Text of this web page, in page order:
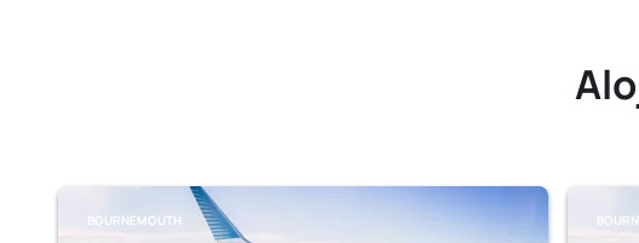
BOURNEMOUTH